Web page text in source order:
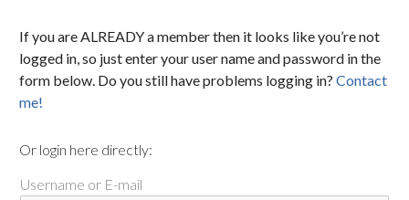
If you are ALREADY a member then it looks like you’re not
logged in, so just enter your user name and password in the
form below. Do you still have problems logging in? Contact
me!
Or login here directly:
Username or E-mail